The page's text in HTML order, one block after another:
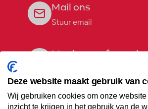
Mail ons
Stuur email
Maak een afspraak
Offerte aanvragen
Deze website maakt gebruik van
Wij gebruiken cookies om onze website
inzicht te krijgen in het gebruik van de